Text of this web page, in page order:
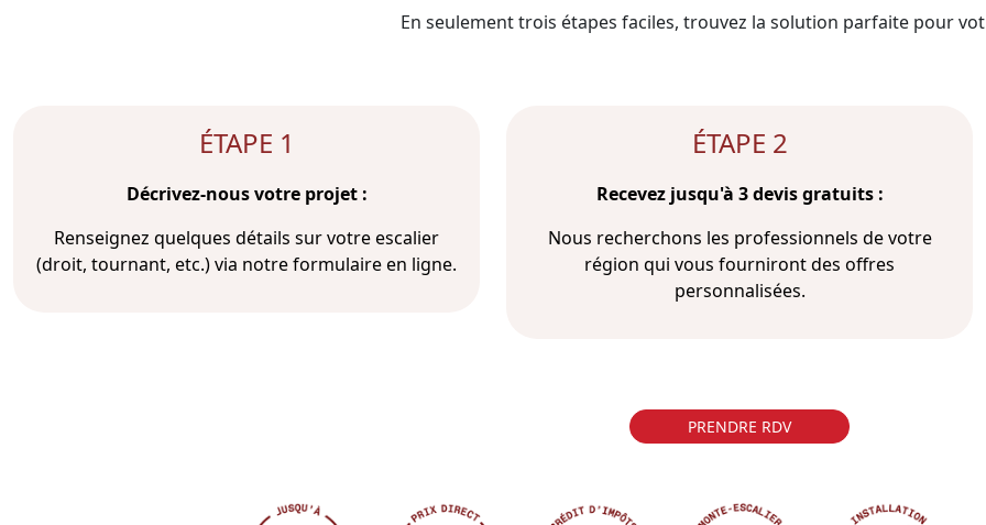
En seulement trois étapes faciles, trouvez la solution parfaite pour
ÉTAPE 1
Décrivez-nous votre projet :
Renseignez quelques détails sur votre escalier
(droit, tournant, etc.) via notre formulaire en ligne.
ÉTAPE 2
Recevez jusqu'à 3 devis gratuits :
Nous recherchons les professionnels de votre
région qui vous fourniront des offres
personnalisées.
PRENDRE RDV